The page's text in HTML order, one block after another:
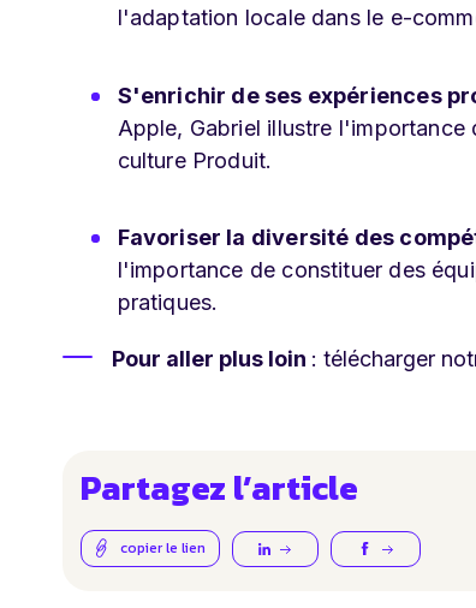
l'adaptation locale dans le e-
S'enrichir de ses expériences
Apple, Gabriel illustre
culture Produit.
Favoriser la diversité des
l'importance de constituer des
pratiques.
Pour aller plus loin : télécharger
Partagez l’article
copier le lien